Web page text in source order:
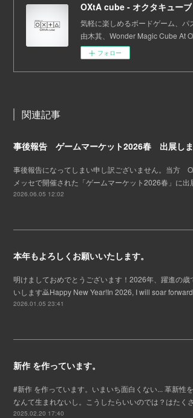
OXtA cube - オクタキューブ
気軽に楽しめるボードゲーム、
由木其、Wonder Magic Cube At
フォロー
関連記事
事後報告 ゲームマーケット2026春 出展しま
事後報告になってしまい申し訳ございません。当方
メッセで開催された「ゲームマーケット2026春」に
2026.06.05 12:02
本年もよろしくお願いいたします。
明けましておめでとうございます！2026年、躍進の
いします🙇Happy New Year!In 2026, I will soar
2026.01.05 23:41
新作 を作っています。
#新作 を作っています。いまいち面白くない... 革新性
なんて生まれないし。こうしたらいいのでは？はたく
2025.02.20 17:40